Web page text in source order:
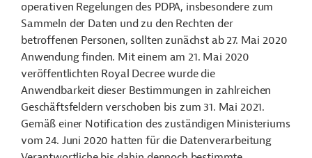
operativen Regelungen des PDPA, insbesondere zum
Sammeln der Daten und zu den Rechten der
betroffenen Personen, sollten zunächst ab 27. Mai 2020
Anwendung finden. Mit einem am 21. Mai 2020
veröffentlichten Royal Decree wurde die
Anwendbarkeit dieser Bestimmungen in zahlreichen
Geschäftsfeldern verschoben bis zum 31. Mai 2021.
Gemäß einer Notification des zuständigen Ministeriums
vom 24. Juni 2020 hatten für die Datenverarbeitung